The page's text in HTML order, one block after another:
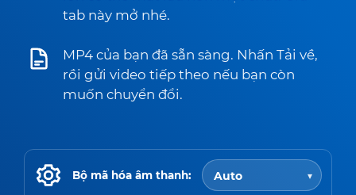
tab này mở nhé.
MP4 của bạn đã sẵn sàng. Nhấn Tải về,
rồi gửi video tiếp theo nếu bạn còn
muốn chuyển đổi.
Bộ mã hóa âm thanh: